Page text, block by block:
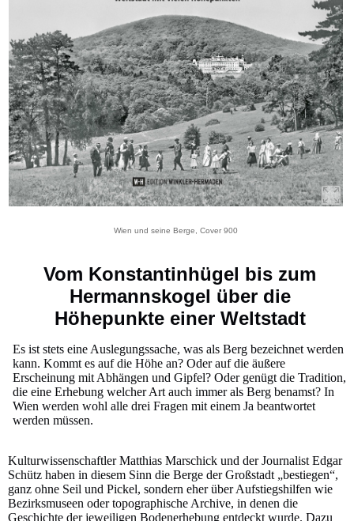
Wien und seine Berge, Cover 900
Vom Konstantinhügel bis zum
Hermannskogel über die
Höhepunkte einer Weltstadt
Es ist stets eine Auslegungssache, was als Berg bezeichnet werden
kann. Kommt es auf die Höhe an? Oder auf die äußere
Erscheinung mit Abhängen und Gipfel? Oder genügt die Tradition,
die eine Erhebung welcher Art auch immer als Berg benamst? In
Wien werden wohl alle drei Fragen mit einem Ja beantwortet
werden müssen.
Kulturwissenschaftler Matthias Marschick und der Journalist Edgar
Schütz haben in diesem Sinn die Berge der Großstadt „bestiegen“,
ganz ohne Seil und Pickel, sondern eher über Aufstiegshilfen wie
Bezirksmuseen oder topographische Archive, in denen die
Geschichte der jeweiligen Bodenerhebung entdeckt wurde. Dazu